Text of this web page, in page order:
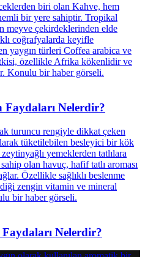
Faydaları Nelerdir?
Nelerdir?